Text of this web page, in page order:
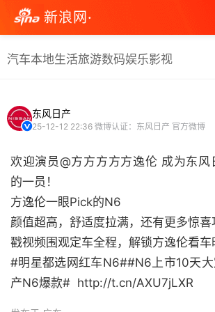
新浪网·
汽车本地生活旅游数码娱乐影视
东风日产
25-12-12 22:36 微博认证：东风日产 官方微博
欢迎演员@方方方方方逸伦 成为东
的一员！
方逸伦一眼Pick的N6
颜值超高，舒适度拉满，还有更多惊喜
戳视频围观定车全程，解锁方逸伦看车
#明星都选网红车N6##N6上市10天
产N6爆款# ​​​​ http://t.cn/AXU7jLXR ​